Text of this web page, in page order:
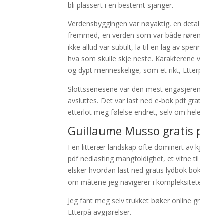
bli plassert i en bestemt sjanger.
Verdensbyggingen var nøyaktig, en
fremmed, en verden som var både
ikke alltid var subtilt, la til en lag av
hva som skulle skje neste.
og dypt menneskelige, som et rikt,
Slottssenesene var den mest
avsluttes. Det var last ned e-bok pdf
etterlot meg følelse endret, selv om
Guillaume Musso gratis
I en litterær landskap ofte dominert av
pdf nedlasting mangfoldighet, et vitne
elsker hvordan last ned gratis lydbok
om måtene jeg navigerer i
Jeg fant meg selv trukket bøker online
Etterpå avgjørelser.